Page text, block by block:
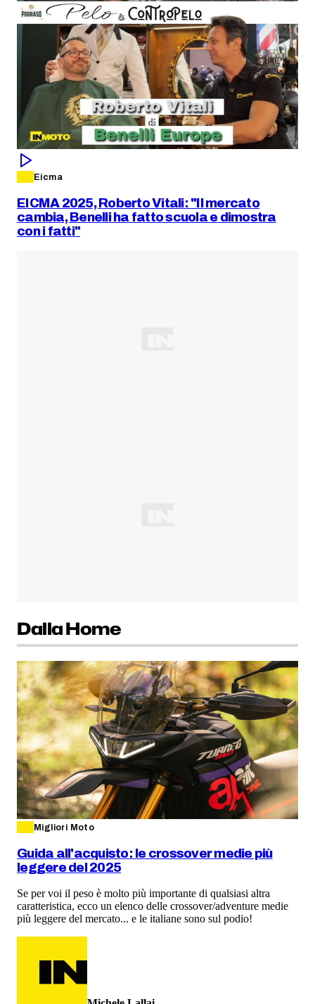
Eicma
EICMA 2025, Roberto Vitali: "Il mercato
cambia, Benelli ha fatto scuola e dimostra
con i fatti"
Dalla Home
Migliori Moto
Guida all'acquisto: le crossover medie più
leggere del 2025
Se per voi il peso è molto più importante di qualsiasi altra
caratteristica, ecco un elenco delle crossover/adventure medie
più leggere del mercato... e le italiane sono sul podio!